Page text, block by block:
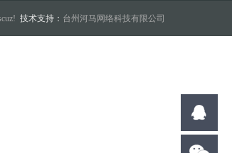
技术支持： 台州河马网络科技有限公司